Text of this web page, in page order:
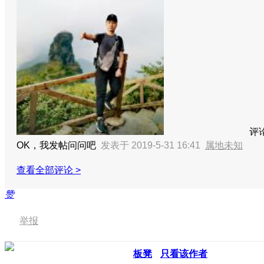
评
OK，我发帖问问吧 发表于 2019-5-31 16:41 属地未知
查看全部评论 >
赞
举报
板凳 只看该作者